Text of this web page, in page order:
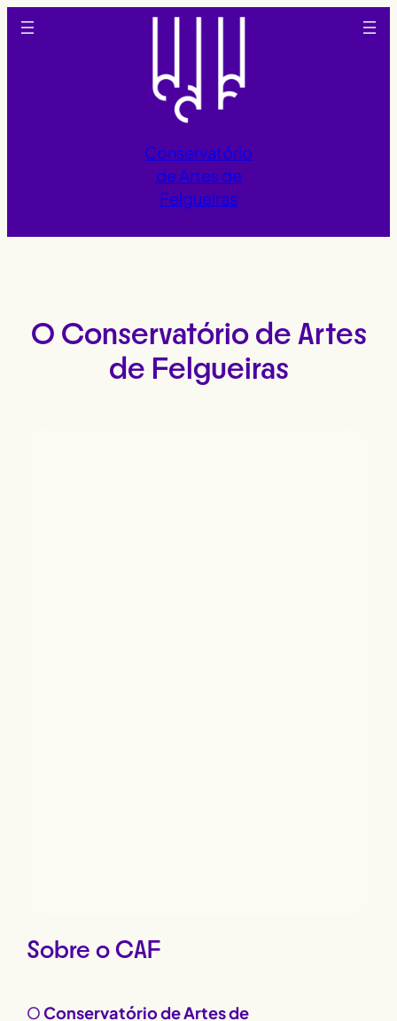
Saltar
para
Conservatório
de Artes de
Felgueiras
O Conservatório de Artes
de Felgueiras
Sobre o CAF
O Conservatório de Artes de